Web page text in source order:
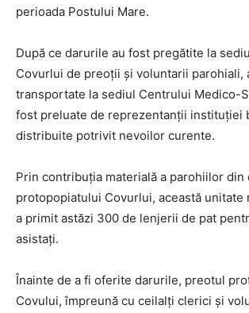
perioada Postului Mare.
După ce darurile au fost pregătite la
Covurlui de preoţii şi voluntarii parohiali,
transportate la sediul Centrului Medico-
fost preluate de reprezentanţii instituţiei
distribuite potrivit nevoilor curente.
Prin contribuţia materială a parohiilor din
protopopiatului Covurlui, această unitate
a primit astăzi 300 de lenjerii de pat
asistaţi.
Înainte de a fi oferite darurile, preotul
Covului, împreună cu ceilalţi clerici şi